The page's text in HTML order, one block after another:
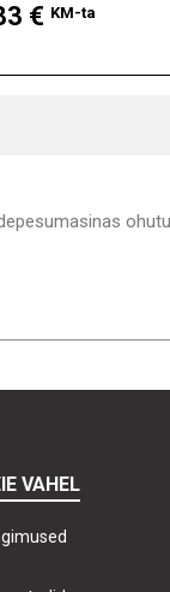
€ KM-ta
VAHEL